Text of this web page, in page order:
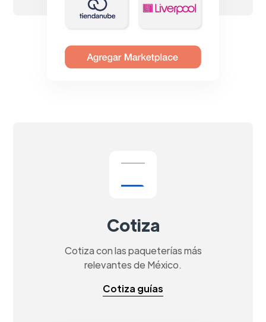
Cotiza
Cotiza con las paqueterías más
relevantes de México.
Cotiza guías